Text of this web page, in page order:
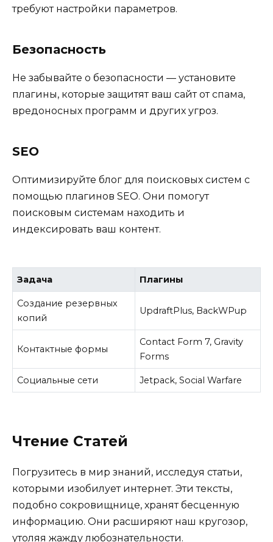
требуют настройки параметров.
Безопасность
Не забывайте о безопасности — установите
плагины, которые защитят ваш сайт от спама,
вредоносных программ и других угроз.
SEO
Оптимизируйте блог для поисковых систем с
помощью плагинов SEO. Они помогут
поисковым системам находить и
индексировать ваш контент.
Задача Плагины
Создание резервных
копий
UpdraftPlus, BackWPup
Контактные формы
Contact Form 7, Gravity
Forms
Социальные сети Jetpack, Social Warfare
Чтение Статей
Погрузитесь в мир знаний, исследуя статьи,
которыми изобилует интернет. Эти тексты,
подобно сокровищнице, хранят бесценную
информацию. Они расширяют наш кругозор,
утоляя жажду любознательности.